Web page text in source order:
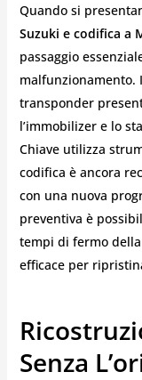
Quando si
Suzuki e codifica a
passaggio
malfunzionamento.
transponder
l’immobilizer e lo
Chiave utilizza
codifica è ancora
con una nuova
preventiva è
tempi di fermo
efficace per
Senza